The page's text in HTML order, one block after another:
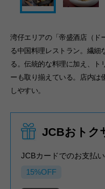
湾仔エリアの「帝盛酒店（ド
る中国料理レストラン。繊細
る。伝統的な料理に加え、ト
ーも取り揃えている。店内は
しやすい。
JCBおトク
JCBカードでのお支払
15%OFF